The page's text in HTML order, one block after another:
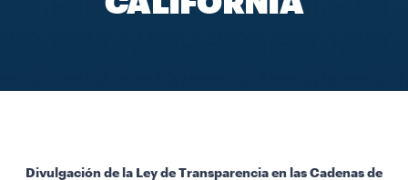
Divulgación de la Ley de Transparencia en las Cadenas de